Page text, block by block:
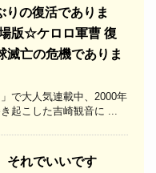
りの復活でありま
版☆ケロロ軍曹 復
滅亡の危機でありま
」で大人気連載中、2000年
起こした吉崎観音に ...
それでいいです